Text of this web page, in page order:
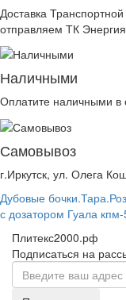
Доставка
отправляем ТК
Наличными
Оплатите наличными
Самовывоз
г.Иркутск, ул. Олега
Дубовые
с дозатором Гуала кпм-
Плитекс2000.рф
Подписаться на